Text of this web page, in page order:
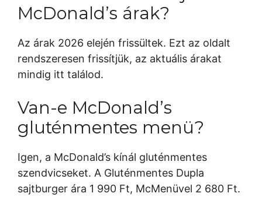
McDonald’s árak?
Az árak 2026 elején frissültek. Ezt az oldalt
rendszeresen frissítjük, az aktuális árakat
mindig itt találod.
Van-e McDonald’s
gluténmentes menü?
Igen, a McDonald’s kínál gluténmentes
szendvicseket. A Gluténmentes Dupla
sajtburger ára 1 990 Ft, McMenüvel 2 680 Ft.